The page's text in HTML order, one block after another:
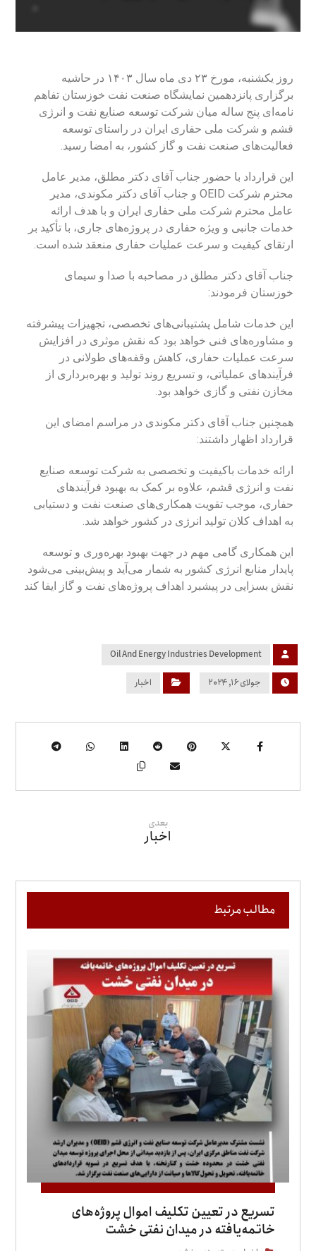
روز یکشنبه، مورخ ۲۳ دی ماه سال ۱۴۰۳ در حاشیه
برگزاری پانزدهمین نمایشگاه صنعت نفت خوزستان تفاهم
نامه‌ای پنج ساله میان شرکت توسعه صنایع نفت و انرژی
قشم و شرکت ملی حفاری ایران در راستای توسعه
فعالیت‌های صنعت نفت و گاز کشور، به امضا رسید.
این قرارداد با حضور جناب آقای دکتر مطلق، مدیر عامل
محترم شرکت OEID و جناب آقای دکتر مکوندی، مدیر
عامل محترم شرکت ملی حفاری ایران و با هدف ارائه
خدمات جانبی و ویژه حفاری در پروژه‌های جاری، با تأکید بر
ارتقای کیفیت و سرعت عملیات حفاری منعقد شده است.
جناب آقای دکتر مطلق در مصاحبه با صدا و سیمای
خوزستان فرمودند:
این خدمات شامل پشتیبانی‌های تخصصی، تجهیزات پیشرفته
و مشاوره‌های فنی خواهد بود که نقش موثری در افزایش
سرعت عملیات حفاری، کاهش وقفه‌های طولانی در
فرآیندهای عملیاتی، و تسریع روند تولید و بهره‌برداری از
مخازن نفتی و گازی خواهد بود.
همچنین جناب آقای دکتر مکوندی در مراسم امضای این
قرارداد اظهار داشتند:
ارائه خدمات باکیفیت و تخصصی به شرکت توسعه صنایع
نفت و انرژی قشم، علاوه بر کمک به بهبود فرآیندهای
حفاری، موجب تقویت همکاری‌های صنعت نفت و دستیابی
به اهداف کلان تولید انرژی در کشور خواهد شد.
این همکاری گامی مهم در جهت بهبود بهره‌وری و توسعه
پایدار منابع انرژی کشور به شمار می‌آید و پیش‌بینی می‌شود
نقش بسزایی در پیشبرد اهداف پروژه‌های نفت و گاز ایفا کند
Oil And Energy Industries Development
جولای ۱۶, ۲۰۲۴ اخبار
بعدی
اخبار
مطالب مرتبط
تسریع در تعیین تکلیف اموال پروژه‌های
خاتمه‌یافته در میدان نفتی خشت